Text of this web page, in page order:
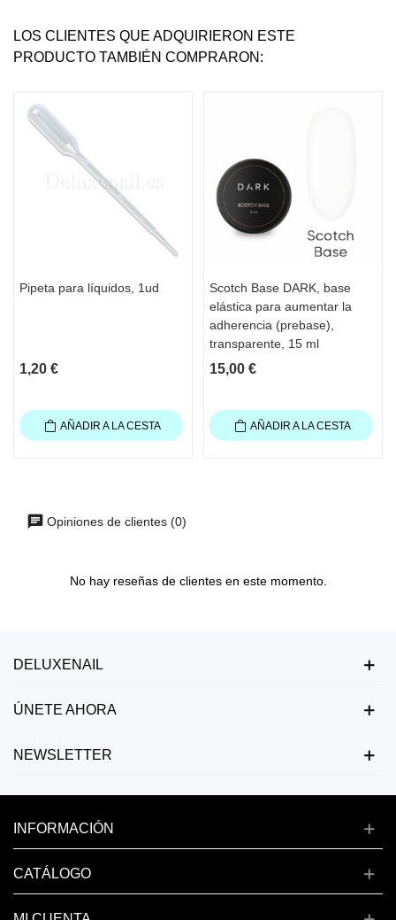
LOS CLIENTES QUE ADQUIRIERON ESTE
PRODUCTO TAMBIÉN COMPRARON:
Pipeta para líquidos, 1ud
1,20 €
AÑADIR A LA CESTA
Scotch Base DARK, base
elástica para aumentar la
adherencia (prebase),
transparente, 15 ml
15,00 €
AÑADIR A LA CESTA
Opiniones de clientes (0)
No hay reseñas de clientes en este momento.
DELUXENAIL
ÚNETE AHORA
NEWSLETTER
INFORMACIÓN
CATÁLOGO